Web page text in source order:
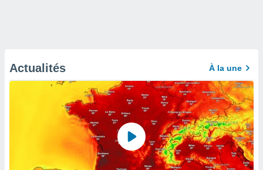
Actualités À la une